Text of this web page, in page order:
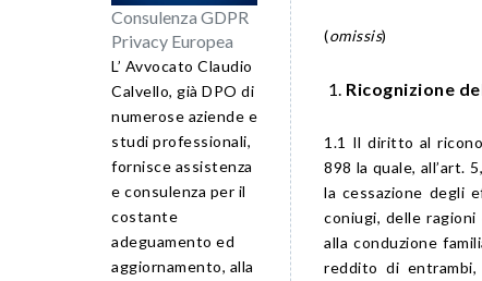
Consulenza GDPR
Privacy Europea
L’ Avvocato Claudio
Calvello, già DPO di
numerose aziende e
studi professionali,
fornisce assistenza
e consulenza per il
costante
adeguamento ed
aggiornamento, alla
(omissis)
Ricognizione
1.1 Il diritto al
898 la quale, all’art.
la cessazione degli
coniugi, delle
alla conduzione
reddito di